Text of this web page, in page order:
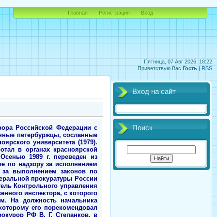
Пятница, 07 Авг 2026, 18:22
Приветствую Вас Гость | RSS
Главная Регистрация Вход
Барсукова и О. Н. Сосковца. В отличие от В. Г. Степанкова, немало усилий потратившего на установку в кабинете правительственного телефона АТС-2, имел все виды АТС, прямую связь с президентом, автомобиль из Главного управления охраны со связью «Кавказ» и охрану. Сидел в кабинете, который когда-то занимал Генеральный прокурор СССР А. Я. Вышинский. Велел переделать исторический кабинет. В результате получился легкомысленный зал в итальянском стиле с розовой сухой штукатуркой. Выставил охрану на своем этаже, открыл собственный буфет и столовую. В конце октября 1994 г. в связи с возобновившимся в прессе обсуждением вопроса о распродаже в 1992—1993 гг. имущества Западной группы войск (ЗГВ) в Германии, А. Н. Ильюшенко заявил, что крупномасштабных проявлений коррупции в ЗГВ не было. Заявление А. Н. Ильюшенко было оспорено бывшим руководителем Контрольного управления Ю. Ю. Болдыревым, который осенью 1992 г. передавал президенту Б. Н. Ельцину докладную записку о коррупции в ЗГВ. По утверждению Ю. Ю. Болдырева, именно А. Н. Ильюшенко, ставший руководителем ГКУ после него, вместе с директором ФСК С. В. Степашиным закрыли дело о коррупции в ЗГВ. Под давлением общественного мнения, в начале ноября 1994 г. президент Б. Н. Ельцин снял бывшего командующего ЗГВ генерала М. П. Бурлакова с поста заместителя министра обороны (всего через 2 месяца после назначения), чем поставил защищавшего М. П. Бурлакова А. Н. Ильюшенко в неудобное положение. На приеме в честь Нового, 1995 года, в Государственном Кремлевском дворце Б. Н. Ельцин подошел к и. о. Генпрокурора и с большой теплотой в голосе, громко, чтобы слышали все, сказал, обращаясь к Председателю Совета федерации В. Ф. Шумейко: «А вот этого парня я вам не отдам! Он очень нужен мне!» Прославился возбуждением уголовного дела по факту демонстрации 08.07.1995 г. на канале НТВ в передаче «Куклы» пародии на президента и премьер-министра страны, действиями против А. А. Собчака, руководителя пятого канала РТР Б. А. Курковой и др. А. Н. Ильюшенко в командировках делал заявления, вызывавшие недоумение у юристов: «Если человек спустил курок — он преступник и подлежит уничтожению на месте, если он не нужен следствию… И не надо тратить бумагу…», «В принципе можно навести порядок: собрать всех авторитетов (а они хорошо известны), увезти и
Вход на сайт
Поиск